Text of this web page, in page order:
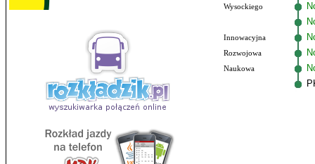
Wysockiego
Innowacyjna
Rozwojowa
Naukowa